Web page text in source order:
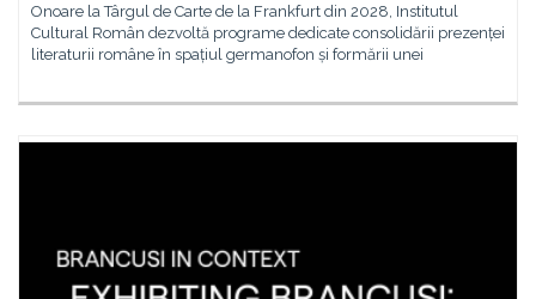
Onoare la Târgul de Carte de la Frankfurt din 2028, Institutul
Cultural Român dezvoltă programe dedicate consolidării prezenței
literaturii române în spațiul germanofon și formării unei